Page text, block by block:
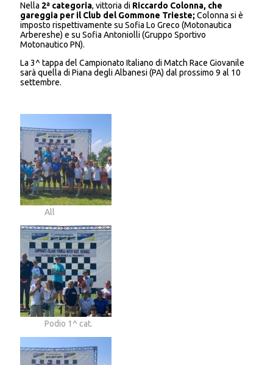
Nella 2ª categoria, vittoria di Riccardo Colonna,che
gareggia per il Club del Gommone Trieste;Colonna si è
imposto rispettivamente su Sofia Lo Greco (Motonautica
Arbereshe) e su Sofia Antoniolli (Gruppo Sportivo
Motonautico PN).
La 3^ tappa del Campionato Italiano di Match Race Giovanile
sarà quella di Piana degli Albanesi (PA) dal prossimo 9 al 10
settembre.
All
Podio 1^ cat.